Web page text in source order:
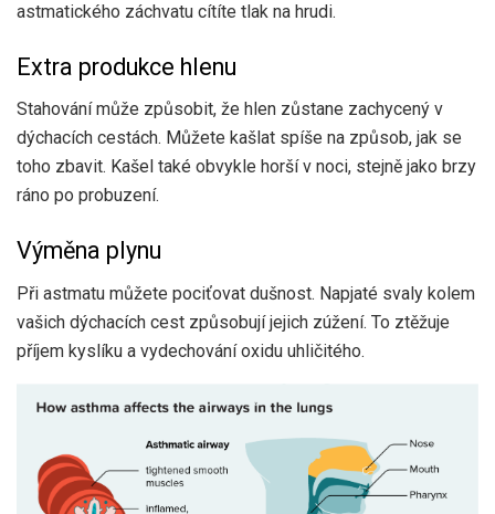
astmatického záchvatu cítíte tlak na hrudi.
Extra produkce hlenu
Stahování může způsobit, že hlen zůstane zachycený v
dýchacích cestách. Můžete kašlat spíše na způsob, jak se
toho zbavit. Kašel také obvykle horšív noci, stejně jako brzy
ráno po probuzení.
Výměna plynu
Při astmatu můžete pociťovat dušnost. Napjaté svaly kolem
vašich dýchacích cest způsobují jejich zúžení. To ztěžuje
příjem kyslíku a vydechování oxidu uhličitého.